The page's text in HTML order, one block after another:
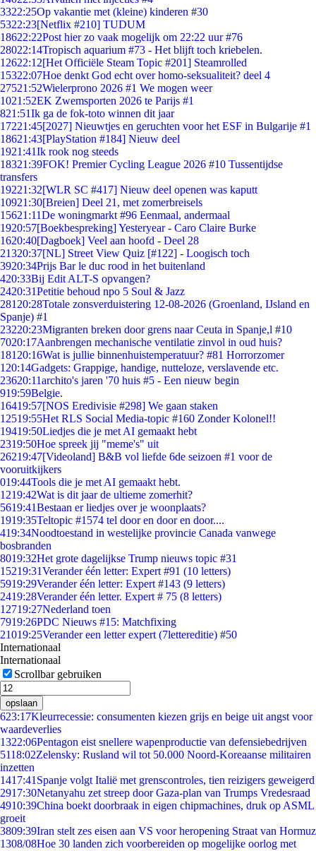
3322:25Op vakantie met (kleine) kinderen #30
5322:23[Netflix #210] TUDUM
18622:22Post hier zo vaak mogelijk om 22:22 uur #76
28022:14Tropisch aquarium #73 - Het blijft toch kriebelen.
12622:12[Het Officiële Steam Topic #201] Steamrolled
15322:07Hoe denkt God echt over homo-seksualiteit? deel 4
27521:52Wielerprono 2026 #1 We mogen weer
1021:52EK Zwemsporten 2026 te Parijs #1
821:51Ik ga de fok-toto winnen dit jaar
17221:45[2027] Nieuwtjes en geruchten voor het ESF in Bulgarije #1
18621:43[PlayStation #184] Nieuw deel
1921:41Ik rook nog steeds
18321:39FOK! Premier Cycling League 2026 #10 Tussentijdse
transfers
19221:32[WLR SC #417] Nieuw deel openen was kaputt
10921:30[Breien] Deel 21, met zomerbreisels
15621:11De woningmarkt #96 Eenmaal, andermaal
1920:57[Boekbespreking] Yesteryear - Caro Claire Burke
1620:40[Dagboek] Veel aan hoofd - Deel 28
21320:37[NL] Street View Quiz [#122] - Loogisch toch
3920:34Prijs Bar le duc rood in het buitenland
420:33Bij Edit ALT-S opvangen?
2420:31Petitie behoud npo 5 Soul & Jazz
281 20:28Totale zonsverduistering 12-08-2026 (Groenland, IJsland en
Spanje) #1
23220:23Migranten breken door grens naar Ceuta in Spanje,l #10
7020:17Aanbrengen mechanische ventilatie zinvol in oud huis?
181 20:16Wat is jullie binnenhuistemperatuur? #81 Horrorzomer
1 20:14Gadgets: Grappige, handige, nutteloze, verslavende etc.
23620:11archito's jaren '70 huis #5 - Een nieuw begin
919:59Belgie.
16419:57[NOS Eredivisie #298] We gaan staken
12519:55Het RLS Social Media-topic #160 Zonder Kolonel!!
19419:50Liedjes die je met AI gemaakt hebt
2319:50Hoe spreek jij "meme's" uit
26219:47[Videoland] B&B vol liefde 6de seizoen #1 voor de
vooruitkijkers
019:44Tools die je met AI gemaakt hebt.
1219:42Wat is dit jaar de ultieme zomerhit?
5619:41Bestaan er liedjes over je woonplaats?
1919:35Teltopic #1574 tel door en door en door....
419:34Noodtoestand in westelijke provincie Canada vanwege
bosbranden
8019:32Het grote dagelijkse Trump nieuws topic #31
15219:31Verander één letter: Expert #91 (10 letters)
5919:29Verander één letter: Expert #143 (9 letters)
2419:28Verander één letter. Expert # 75 (8 letters)
12719:27Nederland toen
7919:26PDC Nieuws #15: Matchfixing
21019:25Verander een letter expert (7lettereditie) #50
Internationaal
Internationaal
Scrollbar gebruiken
opslaan
623:17Kleurrecessie: consumenten kiezen grijs en beige uit angst voor
waardeverlies
1322:06Pentagon eist snellere wapenproductie van defensiebedrijven
5118:02Zelensky: Rusland wil tot 50.000 Noord-Koreaanse militairen
inzetten
1417:41 Spanje volgt Italië met grenscontroles, tien reizigers geweigerd
2917:30Netanyahu zet streep door Gaza-plan van Trumps Vredesraad
4910:39China boekt doorbraak in eigen chipmachines, druk op ASML
groeit
3809:39Iran stelt zes eisen aan VS voor heropening Straat van Hormuz
1308/08Hoe 30 landen zich voorbereiden op mogelijke oorlog met